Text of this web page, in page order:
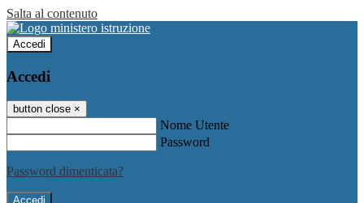
Salta al contenuto
Accedi
Accedi
button close ×
Nome Utente
Password
Password dimenticata?